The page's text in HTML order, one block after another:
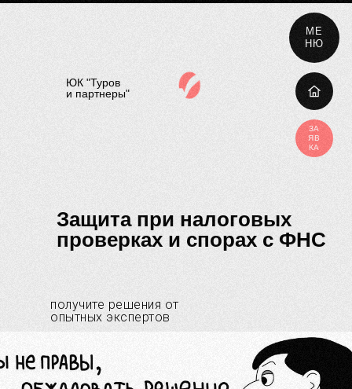
ЮК "Туров
и партнеры"
получите решения от
опытных экспертов
Защита при налоговых
проверках и спорах с ФНС
МЕ
НЮ
ЗА
ЯВ
КА